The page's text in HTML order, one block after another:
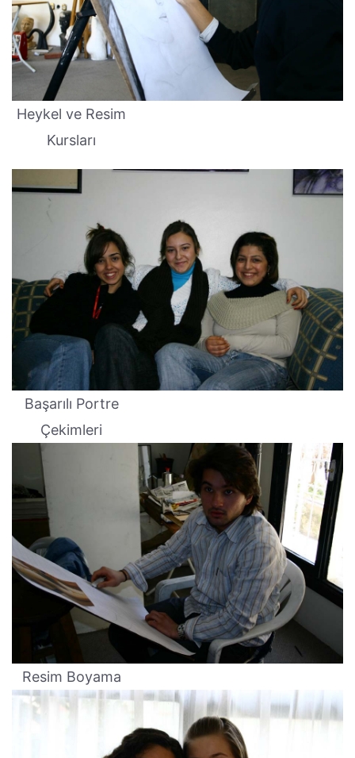
Heykel ve Resim
Kursları
Başarılı Portre
Çekimleri
Resim Boyama